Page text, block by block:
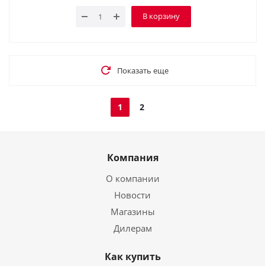
В корзину
Показать еще
1 2
Компания
О компании
Новости
Магазины
Дилерам
Как купить